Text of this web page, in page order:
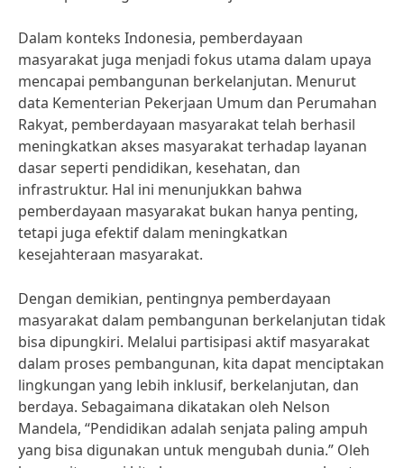
Dalam konteks Indonesia, pemberdayaan
masyarakat juga menjadi fokus utama dalam upaya
mencapai pembangunan berkelanjutan. Menurut
data Kementerian Pekerjaan Umum dan Perumahan
Rakyat, pemberdayaan masyarakat telah berhasil
meningkatkan akses masyarakat terhadap layanan
dasar seperti pendidikan, kesehatan, dan
infrastruktur. Hal ini menunjukkan bahwa
pemberdayaan masyarakat bukan hanya penting,
tetapi juga efektif dalam meningkatkan
kesejahteraan masyarakat.
Dengan demikian, pentingnya pemberdayaan
masyarakat dalam pembangunan berkelanjutan tidak
bisa dipungkiri. Melalui partisipasi aktif masyarakat
dalam proses pembangunan, kita dapat menciptakan
lingkungan yang lebih inklusif, berkelanjutan, dan
berdaya. Sebagaimana dikatakan oleh Nelson
Mandela, “Pendidikan adalah senjata paling ampuh
yang bisa digunakan untuk mengubah dunia.” Oleh